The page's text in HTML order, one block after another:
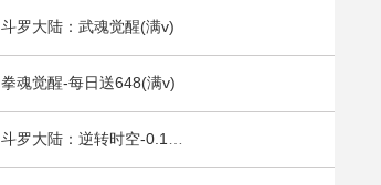
斗罗大陆：武魂觉醒(满v)
拳魂觉醒-每日送648(满v)